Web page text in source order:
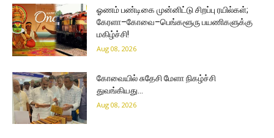
ஓணம் பண்டிகை முன்னிட்டு சிறப்பு ரயில்கள்;
கேரளா–கோவை–பெங்களூரு பயணிகளுக்கு
மகிழ்ச்சி!
Aug 08, 2026
கோவையில் சுதேசி மேளா நிகழ்ச்சி
துவங்கியது…
Aug 08, 2026